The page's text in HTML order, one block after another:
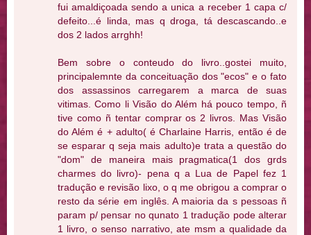
fui amaldiçoada sendo a unica a receber 1 capa c/
defeito...é linda, mas q droga, tá descascando..e
dos 2 lados arrghh!
Bem sobre o conteudo do livro..gostei muito,
principalemnte da conceituação dos "ecos" e o fato
dos assassinos carregarem a marca de suas
vitimas. Como li Visão do Além há pouco tempo, ñ
tive como ñ tentar comprar os 2 livros. Mas Visão
do Além é + adulto( é Charlaine Harris, então é de
se esparar q seja mais adulto)e trata a questão do
"dom" de maneira mais pragmatica(1 dos grds
charmes do livro)- pena q a Lua de Papel fez 1
tradução e revisão lixo, o q me obrigou a comprar o
resto da série em inglês. A maioria da s pessoas ñ
param p/ pensar no qunato 1 tradução pode alterar
1 livro, o senso narrativo, ate msm a qualidade da